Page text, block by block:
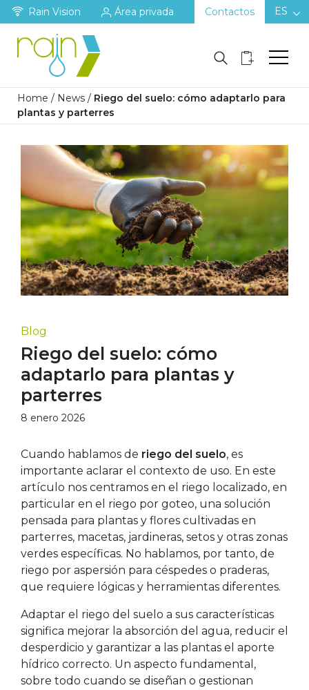
Rain Vision Área privada Contactos ES
Home / News / Riego del suelo: cómo adaptarlo para
plantas y parterres
Blog
Riego del suelo: cómo
adaptarlo para plantas y
parterres
8 enero 2026
Cuando hablamos de riego del suelo, es
importante aclarar el contexto de uso. En este
artículo nos centramos en el riego localizado, en
particular en el riego por goteo, una solución
pensada para plantas y flores cultivadas en
parterres, macetas, jardineras, setos y otras zonas
verdes específicas. No hablamos, por tanto, de
riego por aspersión para céspedes o praderas,
que requiere lógicas y herramientas diferentes.
Adaptar el riego del suelo a sus características
significa mejorar la absorción del agua, reducir el
desperdicio y garantizar a las plantas el aporte
hídrico correcto. Un aspecto fundamental,
sobre todo cuando se diseñan o gestionan